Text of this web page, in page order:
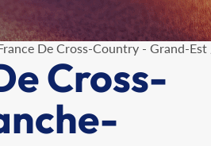
De Cross-Country - Grand-
Cross-